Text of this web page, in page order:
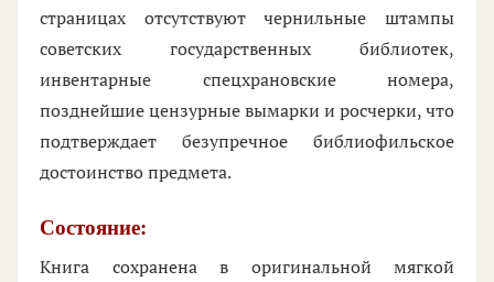
страницах отсутствуют чернильные штампы
советских государственных библиотек,
инвентарные спецхрановские номера,
позднейшие цензурные вымарки и росчерки, что
подтверждает безупречное библиофильское
достоинство предмета.
Состояние:
Книга сохранена в оригинальной мягкой